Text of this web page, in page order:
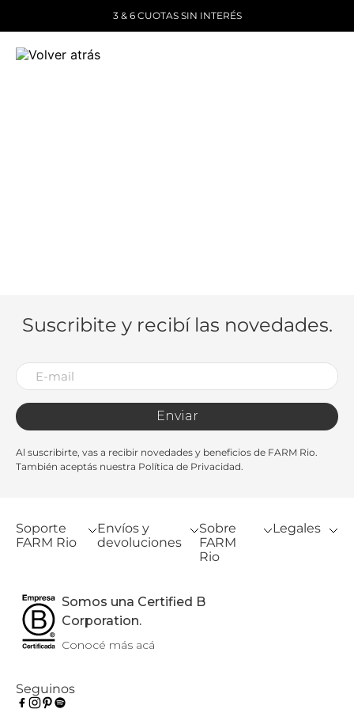
3 & 6 CUOTAS SIN INTERÉS
Suscribite y recibí las novedades.
Enviar
Al suscribirte, vas a recibir novedades y beneficios de FARM Rio.
También aceptás nuestra Política de Privacidad.
Soporte
FARM Rio
Envíos y
devoluciones
Sobre
FARM
Rio
Legales
Somos una Certified B
Corporation.
Conocé más acá
Seguinos